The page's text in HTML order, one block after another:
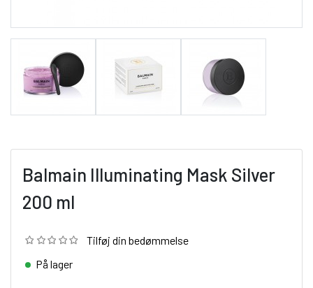
Balmain Illuminating Mask Silver
200 ml
Tilføj din bedømmelse
På lager